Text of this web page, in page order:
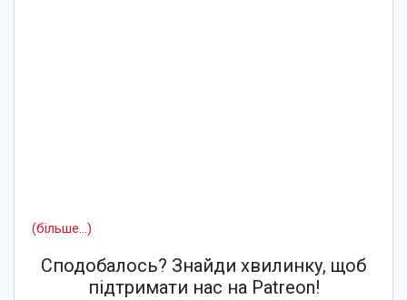
(більше…)
Сподобалось? Знайди хвилинку, щоб
підтримати нас на Patreon!